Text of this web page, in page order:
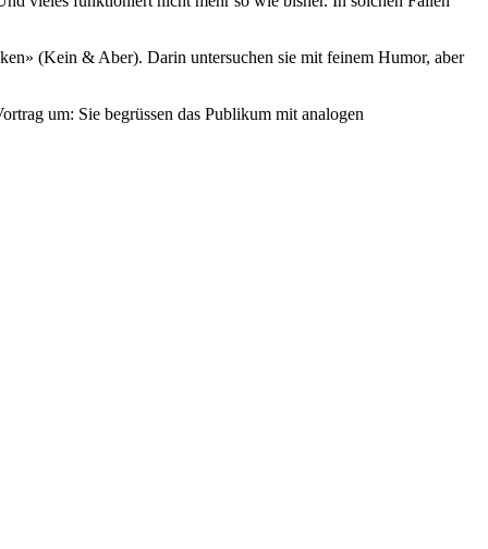
(Kein & Aber). Darin untersuchen sie mit feinem Humor, aber
um: Sie begrüssen das Publikum mit analogen